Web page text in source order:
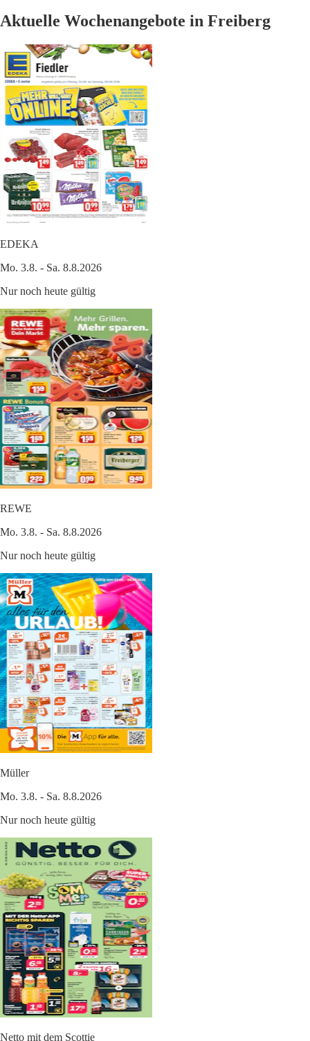
Aktuelle Wochenangebote in Freiberg
EDEKA
Mo. 3.8. - Sa. 8.8.2026
Nur noch heute gültig
REWE
Mo. 3.8. - Sa. 8.8.2026
Nur noch heute gültig
Müller
Mo. 3.8. - Sa. 8.8.2026
Nur noch heute gültig
Netto mit dem Scottie